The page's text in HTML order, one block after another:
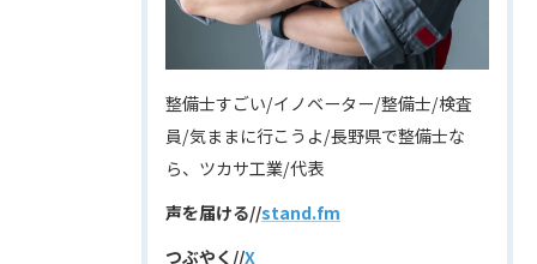
整備士すごい/イノベーター/整備士/検査
員/気ままに行こうよ/長野県で整備士な
ら、ツカサ工業/代表
声を届ける//stand.fm
つぶやく//X